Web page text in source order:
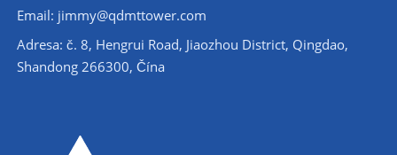
Email: jimmy@qdmttower.com
Adresa: č. 8, Hengrui Road, Jiaozhou District, Qingdao,
Shandong 266300, Čína